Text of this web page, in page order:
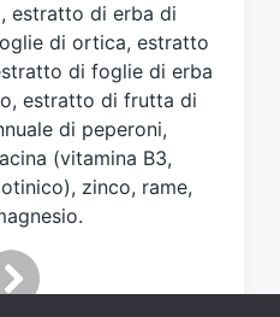
estratto di erba di
di ortica, estratto
di foglie di erba
estratto di frutta di
di peperoni,
(vitamina B3,
zinco, rame,